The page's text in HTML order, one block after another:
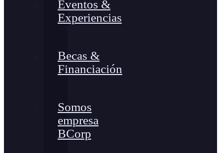
Eventos &
Experiencias
Becas &
Financiación
Somos
empresa
BCorp